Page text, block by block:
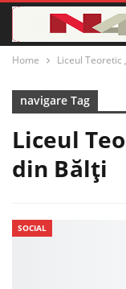
Home Liceul Teoretic
navigare Tag
Liceul
din Bălți
SOCIAL